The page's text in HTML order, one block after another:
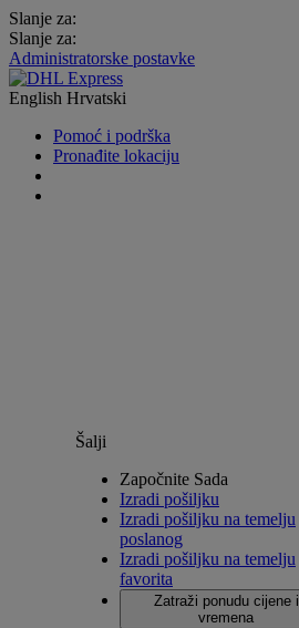
Slanje za:
Slanje za:
Administratorske postavke
English Hrvatski
Pomoć i podrška
Pronađite lokaciju
Šalji
Započnite Sada
Izradi pošiljku
Izradi pošiljku na temelju
poslanog
Izradi pošiljku na temelju
favorita
Zatraži ponudu cijene i
vremena